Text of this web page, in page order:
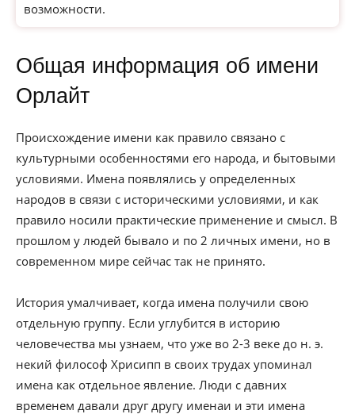
возможности.
Общая информация об имени
Орлайт
Происхождение имени как правило связано с
культурными особенностями его народа, и бытовыми
условиями. Имена появлялись у определенных
народов в связи с историческими условиями, и как
правило носили практические применение и смысл. В
прошлом у людей бывало и по 2 личных имени, но в
современном мире сейчас так не принято.
История умалчивает, когда имена получили свою
отдельную группу. Если углубится в историю
человечества мы узнаем, что уже во 2-3 веке до н. э.
некий философ Хрисипп в своих трудах упоминал
имена как отдельное явление. Люди с давних
временем давали друг другу именаи и эти имена